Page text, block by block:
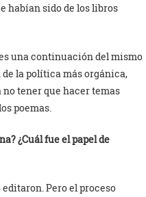
habían sido de los libros
una continuación del mismo
la política más orgánica,
tener que hacer temas
poemas.
¿Cuál fue el papel de
Pero el proceso